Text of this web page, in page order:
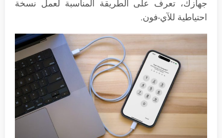
جهازك، تعرف على الطريقة المناسبة لعمل نسخة
احتياطية للآي-فون.